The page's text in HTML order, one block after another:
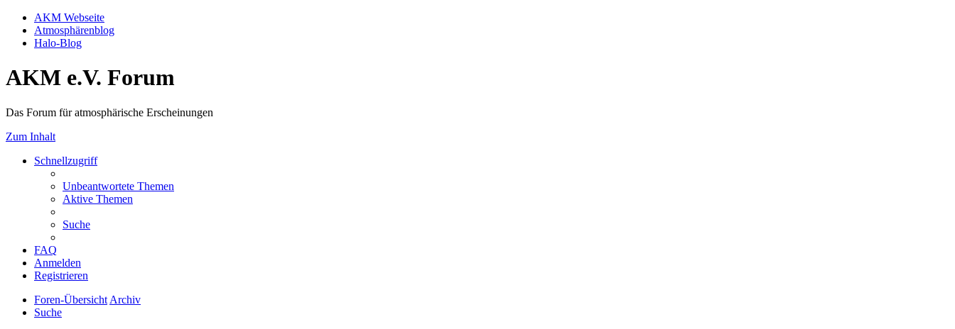
AKM Webseite
Atmosphärenblog
Halo-Blog
AKM e.V. Forum
Das Forum für atmosphärische Erscheinungen
Zum Inhalt
Schnellzugriff
Unbeantwortete Themen
Aktive Themen
Suche
FAQ
Anmelden
Registrieren
Foren-Übersicht Archiv
Suche